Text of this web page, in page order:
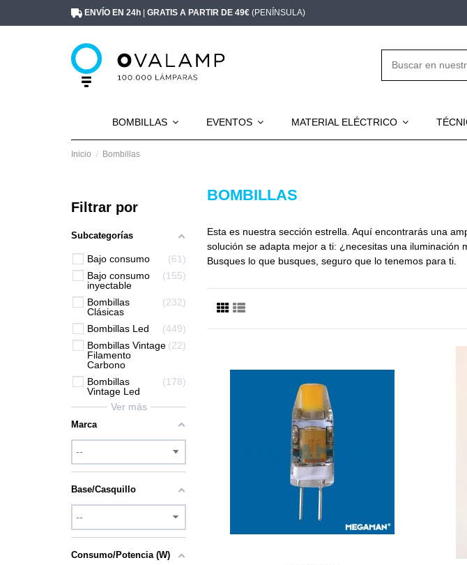
ENVÍO EN 24h GRATIS A PARTIR DE 49€ (PENÍNSULA)
BOMBILLAS EVENTOS MATERIAL ELÉCTRICO
Inicio Bombillas
BOMBILLAS
Esta es nuestra sección estrella. Aquí encontrarás una
solución se adapta mejor a ti: ¿necesitas una
Busques lo que busques, seguro que lo tenemos para ti.
Filtrar por
Subcategorías
Bajo consumo
61
Bajo consumo
inyectable
155
Bombillas
Clásicas
232
Bombillas Led
449
Bombillas Vintage
Filamento
Carbono
22
Bombillas
Vintage Led
178
Ver más
Marca
Base/Casquillo
Consumo/Potencia (W)